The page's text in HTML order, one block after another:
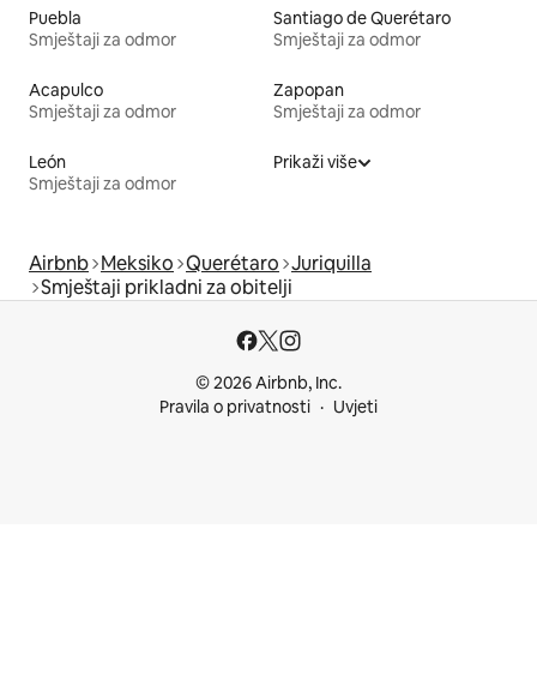
Puebla
Smještaji za odmor
Santiago de Querétaro
Smještaji za odmor
Acapulco
Smještaji za odmor
Zapopan
Smještaji za odmor
León
Smještaji za odmor
Prikaži više
Airbnb Meksiko Querétaro Juriquilla
Smještaji prikladni za obitelji
© 2026 Airbnb, Inc.
Pravila o privatnosti
Uvjeti